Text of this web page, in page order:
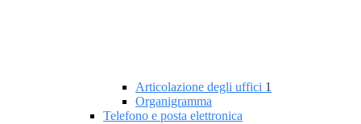
Articolazione degli uffici 1
Organigramma
Telefono e posta elettronica